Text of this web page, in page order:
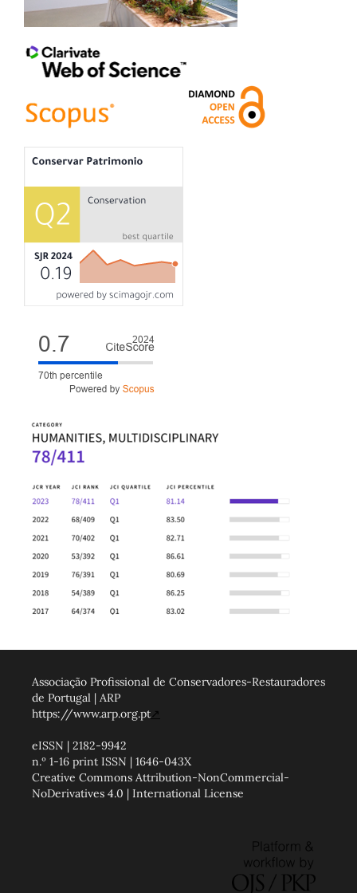
Associação Profissional de Conservadores-Restauradores
de Portugal | ARP
https://www.arp.org.pt↗
eISSN | 2182-9942
n.º 1-16 print ISSN | 1646-043X
Creative Commons Attribution-NonCommercial-
NoDerivatives 4.0 | International License